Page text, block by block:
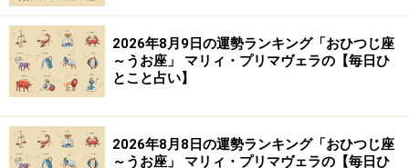
変えられるのは、自分自身だけ。よりよい進化を目指し
てみて。
【処方箋】
・個性を育てる
ただ漫然と物事をこなすのではなく、きっちりとあなた
2026年8月9日の運勢ランキング「おひつじ座
～うお座」 マリィ・プリマヴェラの【毎日ひ
とこと占い】
2026年8月8日の運勢ランキング「おひつじ座
～うお座」 マリィ・プリマヴェラの【毎日ひ